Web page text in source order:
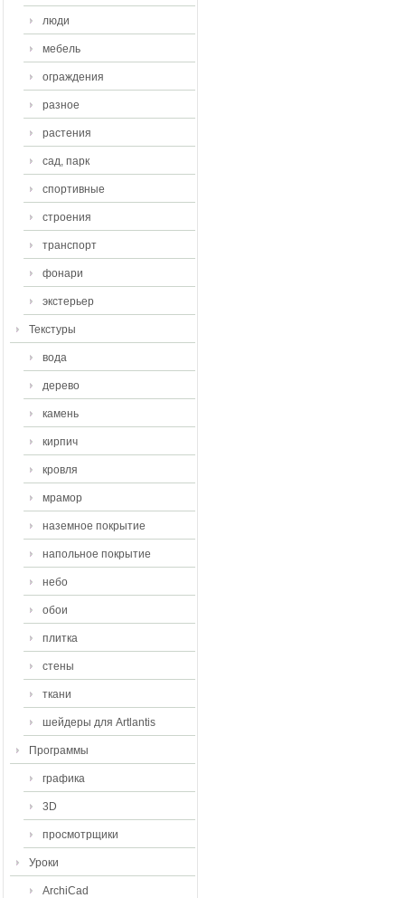
люди
мебель
ограждения
разное
растения
сад, парк
спортивные
строения
транспорт
фонари
экстерьер
Текстуры
вода
дерево
камень
кирпич
кровля
мрамор
наземное покрытие
напольное покрытие
небо
обои
плитка
стены
ткани
шейдеры для Artlantis
Программы
графика
3D
просмотрщики
Уроки
ArchiCad